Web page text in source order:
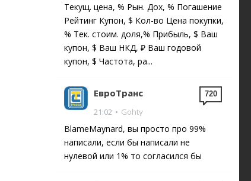
Текущ. цена, % Рын. Дох, % Погашение
Рейтинг Купон, $ Кол-во Цена покупки,
% Тек. стоим. доля,% Прибыль, $ Ваш
купон, $ Ваш НКД, ₽ Ваш годовой
купон, $ Частота, ра...
ЕвроТранс
21:02 • Gohty
BlameMaynard, вы просто про 99%
написали, если бы написали не
нулевой или 1% то согласился бы
720